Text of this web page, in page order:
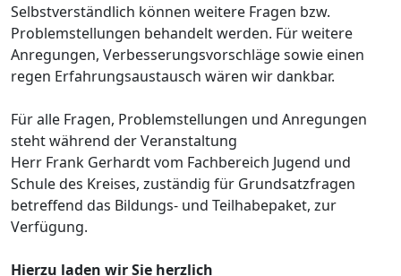
Selbstverständlich können weitere Fragen bzw.
Problemstellungen behandelt werden. Für weitere
Anregungen, Verbesserungsvorschläge sowie einen
regen Erfahrungsaustausch wären wir dankbar.
Für alle Fragen, Problemstellungen und Anregungen
steht während der Veranstaltung
Herr Frank Gerhardt vom Fachbereich Jugend und
Schule des Kreises, zuständig für Grundsatzfragen
betreffend das Bildungs- und Teilhabepaket, zur
Verfügung.
Hierzu laden wir Sie herzlich